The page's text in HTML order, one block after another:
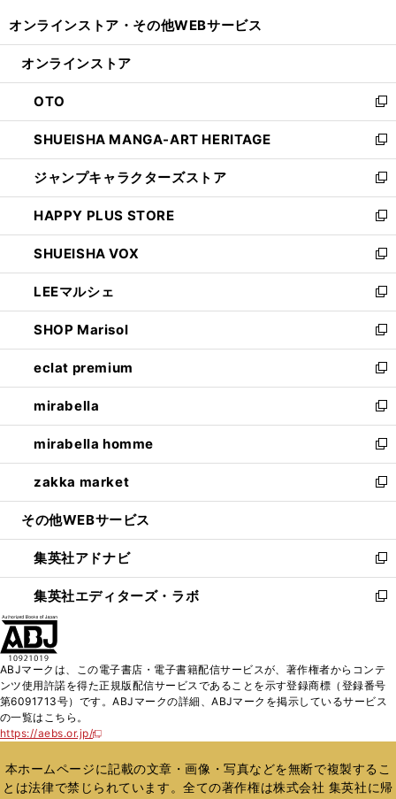
開
ン
ウ
で
開
く
ウ
ン
ド
ウ
で
開
く
オンラインストア・ その他WEBサービス
オンラインストア
OTO
新
し
い
ウ
ィ
ン
ド
ウ
で
開
く
SHUEISHA MANGA-ART HERITAGE
新
し
い
ウ
ィ
ン
ド
ウ
で
開
く
ジャンプキャラクターズストア
新
し
い
ウ
ィ
ン
ド
ウ
で
開
く
HAPPY PLUS STORE
新
し
い
ウ
ィ
ン
ド
ウ
で
開
く
SHUEISHA VOX
新
し
い
ウ
ィ
ン
ド
ウ
で
開
く
LEEマルシェ
新
し
い
ウ
ィ
ン
ド
ウ
で
開
く
SHOP Marisol
新
し
い
ウ
ィ
ン
ド
ウ
で
開
eclat premium
新
し
い
ウ
ィ
ン
ド
ウ
開
く
mirabella
新
し
い
ウ
ィ
ン
ウ
で
開
く
mirabella homme
新
し
い
ウ
ン
ド
ウ
で
zakka market
新
し
ウ
ィ
ン
ド
く
その他WEBサービス
集英社アドナビ
新
し
い
ド
ウ
で
集英社エディターズ・ラボ
新
ィ
ン
ド
開
く
ABJマークは、この電子書店・電子書籍配信サービスが、著作権者からコンテ
ンツ使用許諾を得た正規版配信サービスであることを示す登録商標（登録番号
第6091713号）です。ABJマークの詳細、ABJマークを掲示しているサービス
の一覧はこちら。
https://aebs.or.jp/
新
い
ウ
ィ
本ホームページに記載の文章・画像・写真などを無断で複製するこ
とは法律で禁じられています。全ての著作権は株式会社 集英社に帰